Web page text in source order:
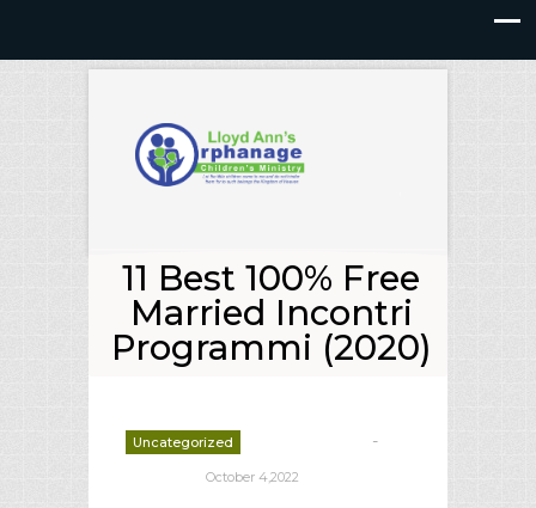
11 Best 100% Free
Married Incontri
Programmi (2020)
Uncategorized -
October 4,2022